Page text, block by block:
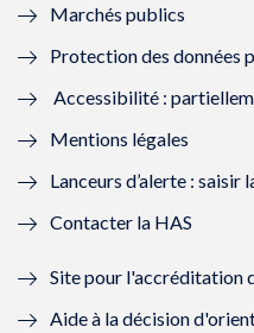
n
ê
t
r
e
)
n
ê
r
)
Marchés publics
Protection des données
Accessibilité :
Mentions légales
Lanceurs d’alerte : saisir
Contacter la HAS
Site pour l'accréditation
Aide à la décision